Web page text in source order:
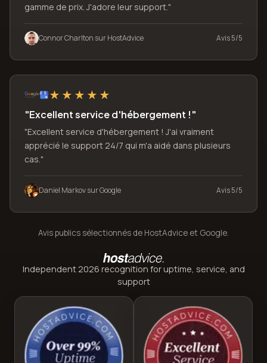
gamme de prix. J'adore leur support."
Connor Charlton sur HostAdvice Avis 5/5
"Excellent service d'hébergement !"
"Excellent service d'hébergement ! J'ai vraiment
apprécié le support 24/7 qui m'a aidé dans plusieurs
cas."
Daniel Markov sur Google Avis 5/5
Avis publics sélectionnés de HostAdvice et Google.
Independent 2026 recognition for uptime, service, and
support